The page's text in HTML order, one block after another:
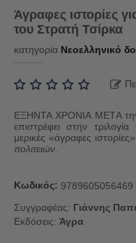
Άγραφες ιστορίες
του Στρατή Τσίρκα
κατηγορία Νεοελληνικό
EΞΗΝΤΑ ΧΡΟΝΙΑ ΜΕΤA
επιστρέφει στην
μερικές «άγραφες
πολιτειών
Κωδικός: 9789605056469
Συγγραφέας: Γιάννης
Εκδόσεις: Άγρα